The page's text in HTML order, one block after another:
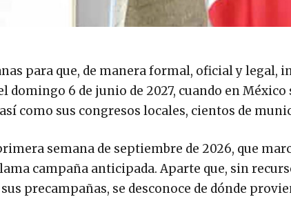
para que, de manera formal, oficial y legal,
6 de junio de 2027, cuando en México
como sus congresos locales, cientos de
semana de septiembre de 2026, que
campaña anticipada. Aparte que, sin
precampañas, se desconoce de dónde